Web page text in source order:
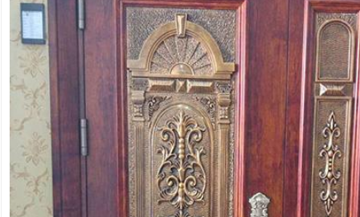
出口集装箱卷帘
翻板车库门
快速软帘门